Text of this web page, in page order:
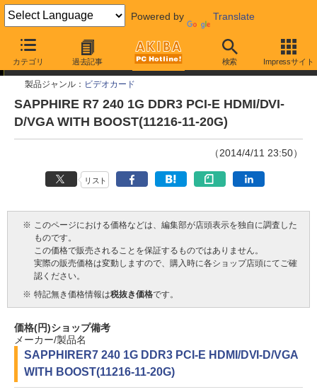
Powered by Translate
カテゴリ 過去記事 検索 Impressサイト
今週見つけた新製品
製品ジャンル： ビデオカード
SAPPHIRE R7 240 1G DDR3 PCI-E HDMI/DVI-
D/VGA WITH BOOST(11216-11-20G)
（2014/4/11 23:50）
リスト
※ このページにおける価格などは、編集部が店頭表示を独自に調査した
ものです。
この価格で販売されることを保証するものではありません。
実際の販売価格は変動しますので、購入時に各ショップ店頭にてご確
認ください。
※ 特記無き価格情報は税抜き価格です。
価格(円)ショップ備考
メーカー/製品名
SAPPHIRE R7 240 1G DDR3 PCI-E HDMI/DVI-D/VGA
WITH BOOST(11216-11-20G)